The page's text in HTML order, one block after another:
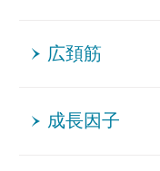
広頚筋
成長因子